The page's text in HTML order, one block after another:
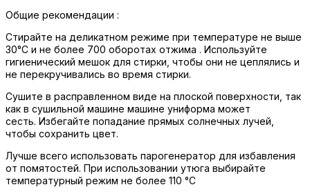
Общие рекомендации :
Стирайте на деликатном режиме при температуре не выше
30°C и не более 700 оборотах отжима . Используйте
гигиенический мешок для стирки, чтобы они не цеплялись и
не перекручивались во время стирки.
Сушите в расправленном виде на плоской поверхности, так
как в сушильной машине машине униформа может
сесть. Избегайте попадание прямых солнечных лучей,
чтобы сохранить цвет.
Лучше всего использовать парогенератор для избавления
от помятостей. При использовании утюга выбирайте
температурный режим не более 110 °C